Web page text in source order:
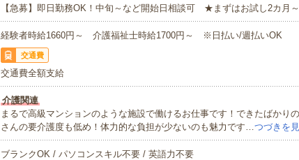
【急募】即日勤務OK！中旬～など開始日相談可 ★まずはお試し2カ月
経験者時給1660円～ 介護福祉士時給1700円～ ※日払い/週払いOK
交通費
交通費全額支給
介護関連
まるで高級マンションのような施設で働けるお仕事です！できたばかり
さんの要介護度も低め！体力的な負担が少ないのも魅力です…つづきを
ブランクOK / パソコンスキル不要 / 英語力不要